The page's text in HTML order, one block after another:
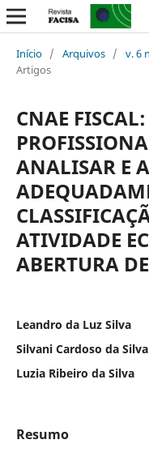
Início / Arquivos / v. 6
Artigos
CNAE
ANALISAR E
ATIVIDADE
ABERTURA
Leandro da Luz Silva
Silvani Cardoso da
Luzia Ribeiro da Silva
Resumo